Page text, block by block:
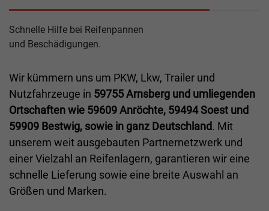
Schnelle Hilfe bei Reifenpannen
und Beschädigungen.
Wir kümmern uns um PKW, Lkw, Trailer und
Nutzfahrzeuge in 59755 Arnsberg und umliegenden
Ortschaften wie 59609 Anröchte, 59494 Soest und
59909 Bestwig, sowie in ganz Deutschland. Mit
unserem weit ausgebauten Partnernetzwerk und
einer Vielzahl an Reifenlagern, garantieren wir eine
schnelle Lieferung sowie eine breite Auswahl an
Größen und Marken.